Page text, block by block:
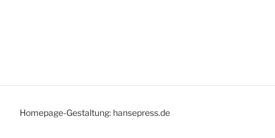
Homepage-Gestaltung: hansepress.de